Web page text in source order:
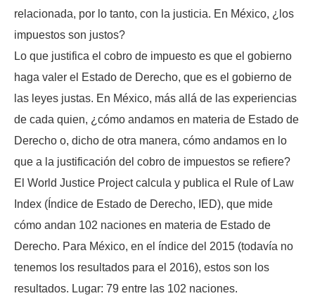
relacionada, por lo tanto, con la justicia. En México, ¿los
impuestos son justos?
Lo que justifica el cobro de impuesto es que el gobierno
haga valer el Estado de Derecho, que es el gobierno de
las leyes justas. En México, más allá de las experiencias
de cada quien, ¿cómo andamos en materia de Estado de
Derecho o, dicho de otra manera, cómo andamos en lo
que a la justificación del cobro de impuestos se refiere?
El World Justice Project calcula y publica el Rule of Law
Index (Índice de Estado de Derecho, IED), que mide
cómo andan 102 naciones en materia de Estado de
Derecho. Para México, en el índice del 2015 (todavía no
tenemos los resultados para el 2016), estos son los
resultados. Lugar: 79 entre las 102 naciones.